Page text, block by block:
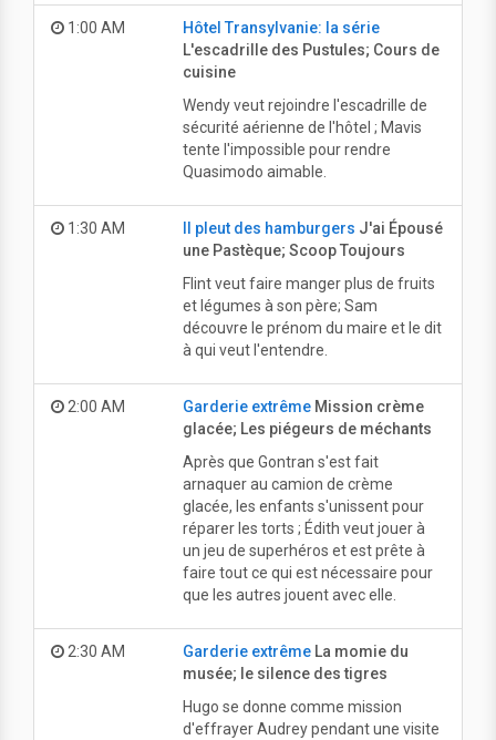
1:00 AM
Hôtel Transylvanie: la série
L'escadrille des Pustules; Cours de
cuisine
Wendy veut rejoindre l'escadrille de
sécurité aérienne de l'hôtel ; Mavis
tente l'impossible pour rendre
Quasimodo aimable.
1:30 AM Il pleut des hamburgers J'ai Épousé
une Pastèque; Scoop Toujours
Flint veut faire manger plus de fruits
et légumes à son père; Sam
découvre le prénom du maire et le dit
à qui veut l'entendre.
2:00 AM Garderie extrêmeMission crème
glacée; Les piégeurs de méchants
Après que Gontran s'est fait
arnaquer au camion de crème
glacée, les enfants s'unissent pour
réparer les torts ; Édith veut jouer à
un jeu de superhéros et est prête à
faire tout ce qui est nécessaire pour
que les autres jouent avec elle.
2:30 AM Garderie extrêmeLa momie du
musée; le silence des tigres
Hugo se donne comme mission
d'effrayer Audrey pendant une visite